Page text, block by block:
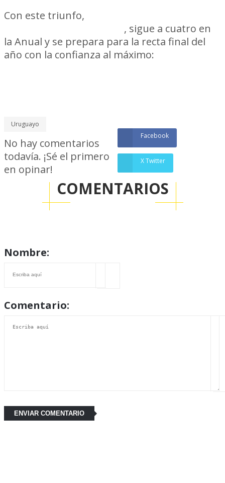
Con este triunfo,
, sigue a cuatro en
la Anual y se prepara para la recta final del
año con la confianza al máximo:
Uruguayo
Facebook
X Twitter
COMENTARIOS
Nombre:
Comentario:
No hay comentarios
todavía. ¡Sé el primero
en opinar!